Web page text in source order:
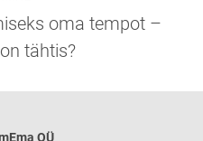
oma tempot –
tähtis?
OÜ